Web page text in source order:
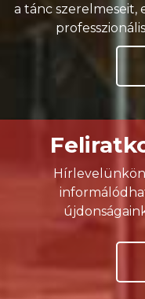
a tánc